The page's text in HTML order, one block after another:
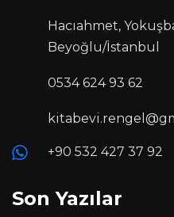
Hacıahmet,
Beyoğlu/İstanbul
0534 624 93 62
+90 532 427 37 92
Son Yazılar